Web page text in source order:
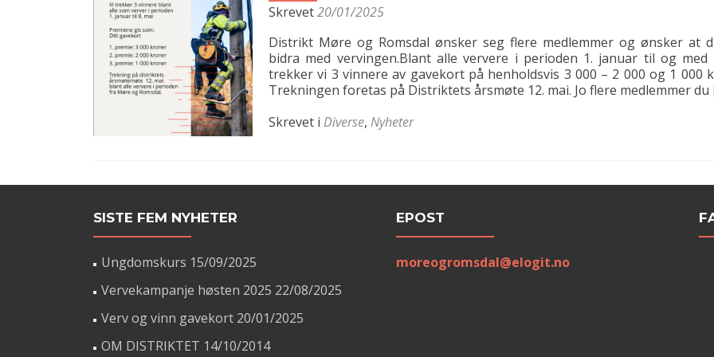
Skrevet20/01/2025
Distrikt Møre og Romsdal ønsker seg flere medlemmer og ønsker at
bidra med vervingen.Blant alle ververe i perioden 1. januar til og med
trekker vi 3 vinnere av gavekort på henholdsvis 3 000 – 2 000 og 1 000
Trekningen foretas på Distriktets årsmøte 12. mai. Jo flere medlemmer du
Skrevet i Diverse, Nyheter
SISTE FEM NYHETER
Ungdomskurs 15/09/2025
Vervekampanje høsten 2025 22/08/2025
Verv og vinn gavekort 20/01/2025
OM DISTRIKTET 14/10/2014
EPOST
moreogromsdal@elogit.no